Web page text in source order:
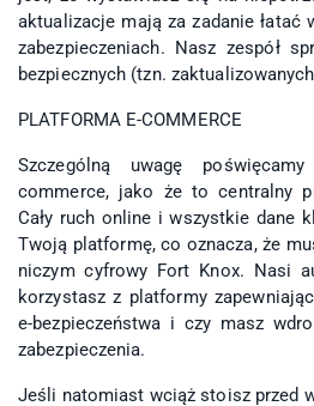
aktualizacje mają za zadanie
zabezpieczeniach. Nasz zespół
bezpiecznych (tzn.
PLATFORMA E-COMMERCE
Szczególną uwagę
commerce, jako że to centralny
Cały ruch online i wszystkie dane
Twoją platformę, co oznacza, że
niczym cyfrowy Fort Knox. Nasi
korzystasz z platformy
e-bezpieczeństwa i czy masz
zabezpieczenia.
Jeśli natomiast wciąż stoisz przed